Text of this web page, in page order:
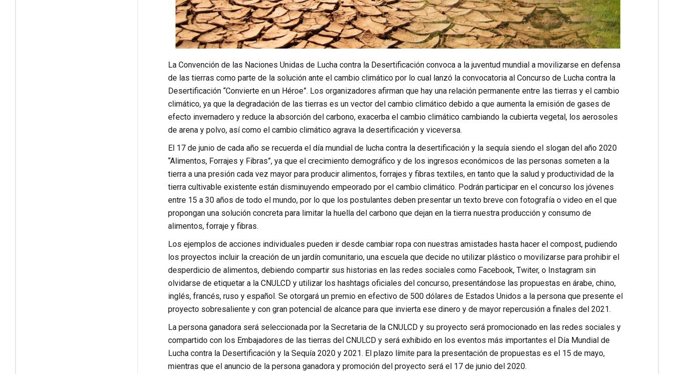
La Convención de las Naciones Unidas de Lucha contra la Desertificación convoca a la juventud mundial a movilizarse en defensa
de las tierras como parte de la solución ante el cambio climático por lo cual lanzó la convocatoria al Concurso de Lucha contra la
Desertificación “Convierte en un Héroe”. Los organizadores afirman que hay una relación permanente entre las tierras y el cambio
climático, ya que la degradación de las tierras es un vector del cambio climático debido a que aumenta la emisión de gases de
efecto invernadero y reduce la absorción del carbono, exacerba el cambio climático cambiando la cubierta vegetal, los aerosoles
de arena y polvo, así como el cambio climático agrava la desertificación y viceversa.
El 17 de junio de cada año se recuerda el día mundial de lucha contra la desertificación y la sequía siendo el slogan del año 2020
“Alimentos, Forrajes y Fibras”, ya que el crecimiento demográfico y de los ingresos económicos de las personas someten a la
tierra a una presión cada vez mayor para producir alimentos, forrajes y fibras textiles, en tanto que la salud y productividad de la
tierra cultivable existente están disminuyendo empeorado por el cambio climático. Podrán participar en el concurso los jóvenes
entre 15 a 30 años de todo el mundo, por lo que los postulantes deben presentar un texto breve con fotografía o video en el que
propongan una solución concreta para limitar la huella del carbono que dejan en la tierra nuestra producción y consumo de
alimentos, forraje y fibras.
Los ejemplos de acciones individuales pueden ir desde cambiar ropa con nuestras amistades hasta hacer el compost, pudiendo
los proyectos incluir la creación de un jardín comunitario, una escuela que decide no utilizar plástico o movilizarse para prohibir el
desperdicio de alimentos, debiendo compartir sus historias en las redes sociales como Facebook, Twiter, o Instagram sin
olvidarse de etiquetar a la CNULCD y utilizar los hashtags oficiales del concurso, presentándose las propuestas en árabe, chino,
inglés, francés, ruso y español. Se otorgará un premio en efectivo de 500 dólares de Estados Unidos a la persona que presente el
proyecto sobresaliente y con gran potencial de alcance para que invierta ese dinero y de mayor repercusión a finales del 2021.
La persona ganadora será seleccionada por la Secretaria de la CNULCD y su proyecto será promocionado en las redes sociales y
compartido con los Embajadores de las tierras del CNULCD y será exhibido en los eventos más importantes el Día Mundial de
Lucha contra la Desertificación y la Sequía 2020 y 2021. El plazo límite para la presentación de propuestas es el 15 de mayo,
mientras que el anuncio de la persona ganadora y promoción del proyecto será el 17 de junio del 2020.